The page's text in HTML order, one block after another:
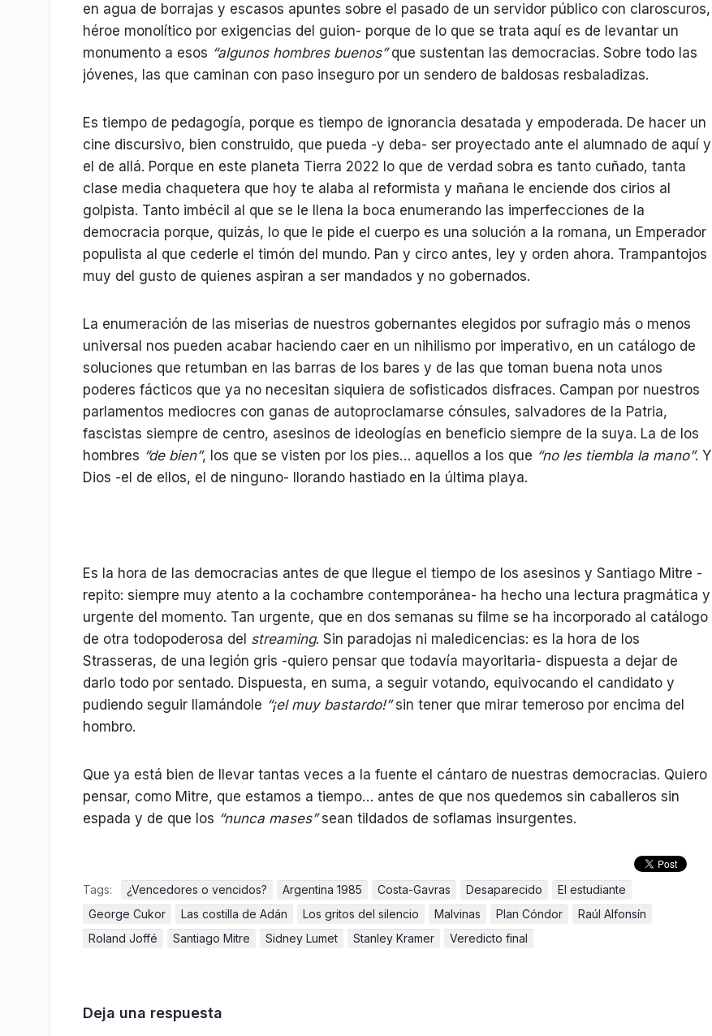
en agua de borrajas y escasos apuntes sobre el pasado de un servidor público con claroscuros,
héroe monolítico por exigencias del guion- porque de lo que se trata aquí es de levantar un
monumento a esos “algunos hombres buenos”que sustentan las democracias. Sobre todo las
jóvenes, las que caminan con paso inseguro por un sendero de baldosas resbaladizas.
Es tiempo de pedagogía, porque es tiempo de ignorancia desatada y empoderada. De hacer un
cine discursivo, bien construido, que pueda -y deba- ser proyectado ante el alumnado de aquí y
el de allá. Porque en este planeta Tierra 2022 lo que de verdad sobra es tanto cuñado, tanta
clase media chaquetera que hoy te alaba al reformista y mañana le enciende dos cirios al
golpista. Tanto imbécil al que se le llena la boca enumerando las imperfecciones de la
democracia porque, quizás, lo que le pide el cuerpo es una solución a la romana, un Emperador
populista al que cederle el timón del mundo. Pan y circo antes, ley y orden ahora. Trampantojos
muy del gusto de quienes aspiran a ser mandados y no gobernados.
La enumeración de las miserias de nuestros gobernantes elegidos por sufragio más o menos
universal nos pueden acabar haciendo caer en un nihilismo por imperativo, en un catálogo de
soluciones que retumban en las barras de los bares y de las que toman buena nota unos
poderes fácticos que ya no necesitan siquiera de sofisticados disfraces. Campan por nuestros
parlamentos mediocres con ganas de autoproclamarse cónsules, salvadores de la Patria,
fascistas siempre de centro, asesinos de ideologías en beneficio siempre de la suya. La de los
hombres “de bien”, los que se visten por los pies… aquellos a los que “no les tiembla la mano”. Y
Dios -el de ellos, el de ninguno- llorando hastiado en la última playa.
Es la hora de las democracias antes de que llegue el tiempo de los asesinos y Santiago Mitre -
repito: siempre muy atento a la cochambre contemporánea- ha hecho una lectura pragmática y
urgente del momento. Tan urgente, que en dos semanas su filme se ha incorporado al catálogo
de otra todopoderosa del streaming. Sin paradojas ni maledicencias: es la hora de los
Strasseras, de una legión gris -quiero pensar que todavía mayoritaria- dispuesta a dejar de
darlo todo por sentado. Dispuesta, en suma, a seguir votando, equivocando el candidato y
pudiendo seguir llamándole “¡el muy bastardo!”sin tener que mirar temeroso por encima del
hombro.
Que ya está bien de llevar tantas veces a la fuente el cántaro de nuestras democracias. Quiero
pensar, como Mitre, que estamos a tiempo… antes de que nos quedemos sin caballeros sin
espada y de que los “nunca mases”sean tildados de soflamas insurgentes.
Tags: ¿Vencedores o vencidos? Argentina 1985 Costa-Gavras Desaparecido
El estudiante
George Cukor
Las costilla de Adán Los gritos del silencio Malvinas Plan Cóndor
Raúl Alfonsín
Roland Joffé
Santiago Mitre Sidney Lumet Stanley Kramer Veredicto final
Deja una respuesta